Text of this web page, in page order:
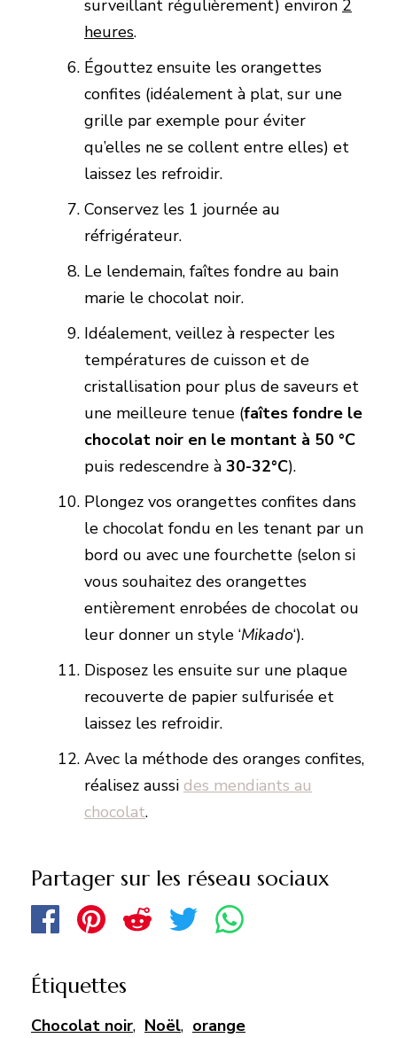
surveillant régulièrement) environ 2
heures.
Égouttez ensuite les orangettes
confites (idéalement à plat, sur une
grille par exemple pour éviter
qu’elles ne se collent entre elles) et
laissez les refroidir.
Conservez les 1 journée au
réfrigérateur.
Le lendemain, faîtes fondre au bain
marie le chocolat noir.
Idéalement, veillez à respecter les
températures de cuisson et de
cristallisation pour plus de saveurs et
une meilleure tenue (faîtes fondre le
chocolat noir en le montant à 50 °C
puis redescendre à 30-32°C).
Plongez vos orangettes confites dans
le chocolat fondu en les tenant par un
bord ou avec une fourchette (selon si
vous souhaitez des orangettes
entièrement enrobées de chocolat ou
leur donner un style ‘Mikado‘).
Disposez les ensuite sur une plaque
recouverte de papier sulfurisée et
laissez les refroidir.
Avec la méthode des oranges confites,
réalisez aussi des mendiants au
chocolat.
Partager sur les réseau sociaux
Étiquettes
Chocolat noir, Noël, orange